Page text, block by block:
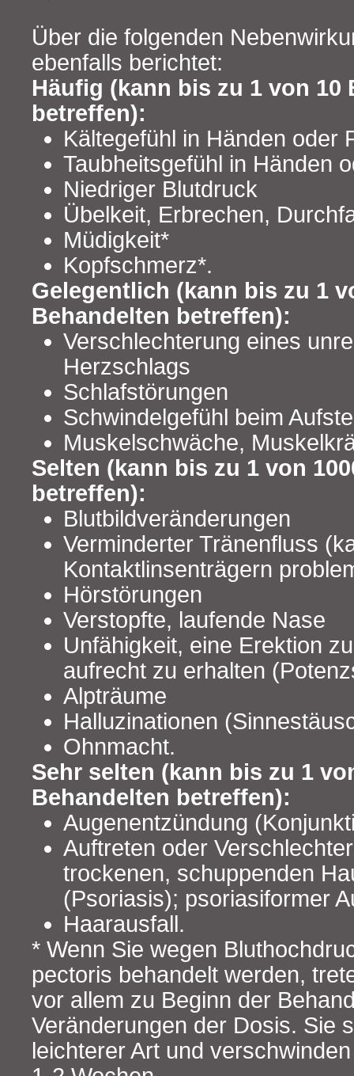
Über die folgenden
ebenfalls berichtet:
Häufig (kann bis zu 1 von 10
betreffen):
Kältegefühl in Händen oder
Taubheitsgefühl in Händen
Niedriger Blutdruck
Übelkeit, Erbrechen,
Müdigkeit*
Kopfschmerz*.
Gelegentlich (kann bis zu 1
Behandelten betreffen):
Verschlechterung eines
Herzschlags
Schlafstörungen
Schwindelgefühl beim
Muskelschwäche,
Selten (kann bis zu 1 von
betreffen):
Blutbildveränderungen
Verminderter Tränenfluss
Kontaktlinsenträgern
Hörstörungen
Verstopfte, laufende Nase
Unfähigkeit, eine Erektion
aufrecht zu erhalten
Alpträume
Halluzinationen
Ohnmacht.
Sehr selten (kann bis zu 1
Behandelten betreffen):
Augenentzündung
Auftreten oder
trockenen, schuppenden
(Psoriasis); psoriasiformer
Haarausfall.
* Wenn Sie wegen
pectoris behandelt werden,
vor allem zu Beginn der
Veränderungen der Dosis. Sie
leichterer Art und